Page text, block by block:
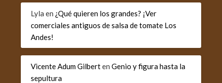
Lyla en ¿Qué quieren los grandes? ¡Ver
comerciales antiguos de salsa de tomate Los
Andes!
Vicente Adum GilbertenGenio y figura hasta la
sepultura